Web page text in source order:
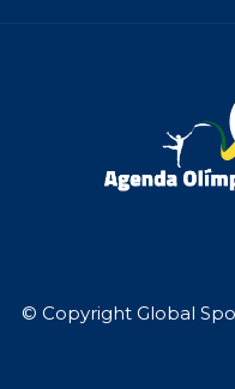
© Copyright Global